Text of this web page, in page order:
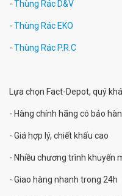
- Thùng Rác D&V
- Thùng Rác EKO
- Thùng Rác P.R.C
Lựa chọn Fact-Depot, quý
- Hàng chính hãng có bảo
- Giá hợp lý, chiết khấu cao
- Nhiều chương trình khuyến
- Giao hàng nhanh trong 24h